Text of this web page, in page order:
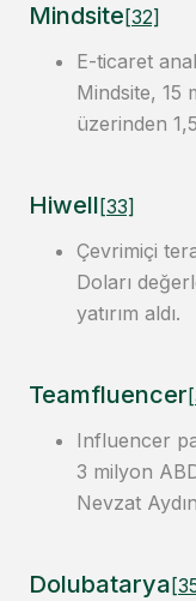
Mindsite [32]
E-ticaret
Mindsite, 15
üzerinden
Hiwell [33]
Çevrimiçi
Doları
yatırım aldı.
Teamfluencer
Influencer
3 milyon
Nevzat
Dolubatarya